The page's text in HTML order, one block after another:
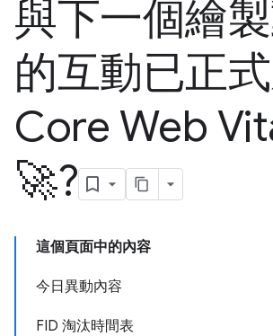
與下一個繪
的互動已正
Core Web
🚀?
這個頁面中的內容
今日異動內容
FID 淘汰時間表